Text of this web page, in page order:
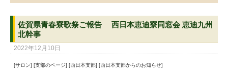
佐賀県青春寮歌祭ご報告 西日本恵迪寮同窓会 恵迪九州
北幹事
2022年12月10日
[サロン] [支部のページ] [西日本支部] [西日本支部からのお知らせ]